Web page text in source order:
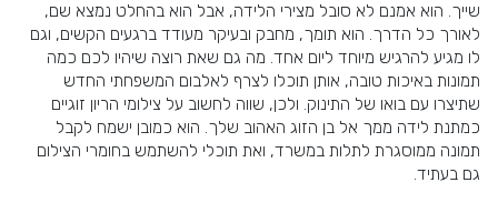
שייך. הוא אמנם לא סובל מצירי הלידה, אבל הוא בהחלט נמצא שם,
לאורך כל הדרך. הוא תומך, מחבק ובעיקר מעודד ברגעים הקשים, וגם
לו מגיע להרגיש מיוחד ליום אחד. מה גם שאת רוצה שיהיו לכם כמה
תמונות באיכות טובה, אותן תוכלו לצרף לאלבום המשפחתי החדש
שתיצרו עם בואו של התינוק. ולכן, שווה לחשוב על צילומי הריון זוגיים
כמתנת לידה ממך אל בן הזוג האהוב שלך. הוא כמובן ישמח לקבל
תמונה ממוסגרת לתלות במשרד, ואת תוכלי להשתמש בחומרי הצילום
גם בעתיד.